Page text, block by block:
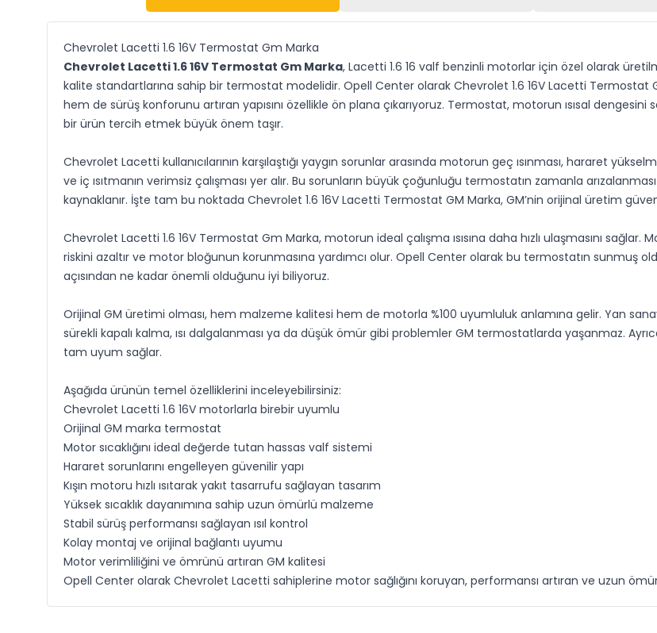
Chevrolet Lacetti 1.6 16V Termostat Gm Marka
Chevrolet Lacetti 1.6 16V Termostat Gm Marka, Lacetti 1.6 16 valf benzinli motorlar için özel olarak
kalite standartlarına sahip bir termostat modelidir. Opell Center olarak Chevrolet 1.6 16V Lacetti Termostat
hem de sürüş konforunu artıran yapısını özellikle ön plana çıkarıyoruz. Termostat, motorun ısısal
bir ürün tercih etmek büyük önem taşır.
Chevrolet Lacetti kullanıcılarının karşılaştığı yaygın sorunlar arasında motorun geç ısınması, hararet
ve iç ısıtmanın verimsiz çalışması yer alır. Bu sorunların büyük çoğunluğu termostatın zamanla
kaynaklanır. İşte tam bu noktada Chevrolet 1.6 16V Lacetti Termostat GM Marka, GM’nin orijinal üretim
Chevrolet Lacetti 1.6 16V Termostat Gm Marka, motorun ideal çalışma ısısına daha hızlı ulaşmasını sağlar.
riskini azaltır ve motor bloğunun korunmasına yardımcı olur. Opell Center olarak bu termostatın sunmuş
açısından ne kadar önemli olduğunu iyi biliyoruz.
Orijinal GM üretimi olması, hem malzeme kalitesi hem de motorla %100 uyumluluk anlamına gelir. Yan
sürekli kapalı kalma, ısı dalgalanması ya da düşük ömür gibi problemler GM termostatlarda yaşanmaz.
tam uyum sağlar.
Aşağıda ürünün temel özelliklerini inceleyebilirsiniz:
Chevrolet Lacetti 1.6 16V motorlarla birebir uyumlu
Orijinal GM marka termostat
Motor sıcaklığını ideal değerde tutan hassas valf sistemi
Hararet sorunlarını engelleyen güvenilir yapı
Kışın motoru hızlı ısıtarak yakıt tasarrufu sağlayan tasarım
Yüksek sıcaklık dayanımına sahip uzun ömürlü malzeme
Stabil sürüş performansı sağlayan ısıl kontrol
Kolay montaj ve orijinal bağlantı uyumu
Motor verimliliğini ve ömrünü artıran GM kalitesi
Opell Center olarak Chevrolet Lacetti sahiplerine motor sağlığını koruyan, performansı artıran ve uzun